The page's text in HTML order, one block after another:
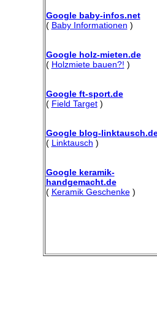
Google baby-infos.net
( Baby Informationen )
Google holz-mieten.de
( Holzmiete bauen?! )
Google ft-sport.de
( Field Target)
Google blog-
( Linktausch )
Google keramik-
handgemacht.de
( Keramik Geschenke)